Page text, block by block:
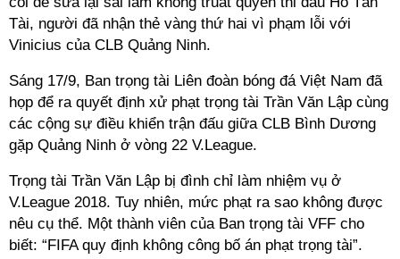
Tài, người đã nhận thẻ vàng thứ hai vì phạm lỗi với
Vinicius của CLB Quảng Ninh.
Sáng 17/9, Ban trọng tài Liên đoàn bóng đá Việt Nam đã
họp để ra quyết định xử phạt trọng tài Trần Văn Lập cùng
các cộng sự điều khiển trận đấu giữa CLB Bình Dương
gặp Quảng Ninh ở vòng 22 V.League.
Trọng tài Trần Văn Lập bị đình chỉ làm nhiệm vụ ở
V.League 2018. Tuy nhiên, mức phạt ra sao không được
nêu cụ thể. Một thành viên của Ban trọng tài VFF cho
biết: “FIFA quy định không công bố án phạt trọng tài”.